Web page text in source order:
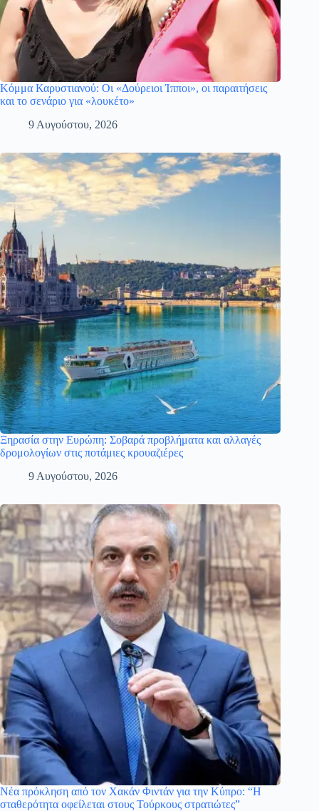
Κόμμα Καρυστιανού: Οι «Δούρειοι Ίπποι», οι παραιτήσεις
και το σενάριο για «λουκέτο»
9 Αυγούστου, 2026
Ξηρασία στην Ευρώπη: Σοβαρά προβλήματα και αλλαγές
δρομολογίων στις ποτάμιες κρουαζιέρες
9 Αυγούστου, 2026
Νέα πρόκληση από τον Χακάν Φιντάν για την Κύπρο: “Η
σταθερότητα οφείλεται στους Τούρκους στρατιώτες”